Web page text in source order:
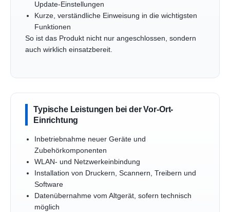
Update-Einstellungen
Kurze, verständliche Einweisung in die wichtigsten
Funktionen
So ist das Produkt nicht nur angeschlossen, sondern
auch wirklich einsatzbereit.
Typische Leistungen bei der Vor-Ort-
Einrichtung
Inbetriebnahme neuer Geräte und
Zubehörkomponenten
WLAN- und Netzwerkeinbindung
Installation von Druckern, Scannern, Treibern und
Software
Datenübernahme vom Altgerät, sofern technisch
möglich